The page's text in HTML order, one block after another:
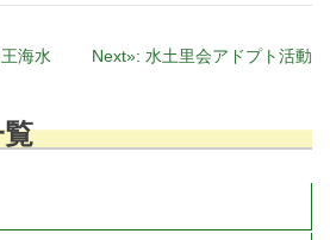
海水
Next»: 水土里会アドプト活動